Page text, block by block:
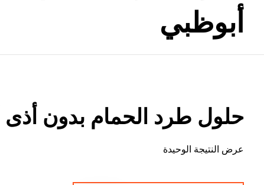
أبوظبي
حلول طرد الحمام بدون أذى
عرض النتيجة الوحيدة